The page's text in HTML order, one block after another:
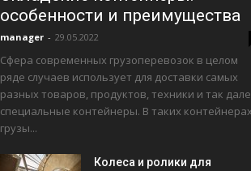
особенности и преимущества
manager - 29.05.2022
Сфера современных грузоперевозок в целом
ряде случаев использует для доставки самых
разных товаров, продуктов, техники и так
специальные контейнеры. В таких контейнерах
грузы...
Колеса и ролики для